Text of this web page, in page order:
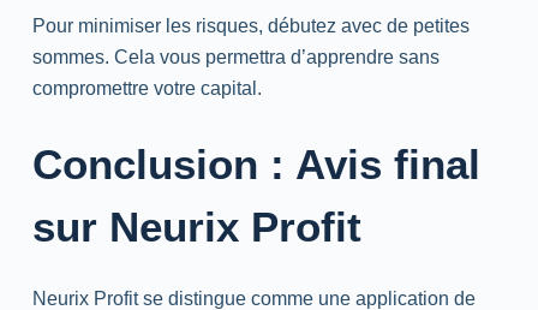
Pour minimiser les risques, débutez avec de petites
sommes. Cela vous permettra d’apprendre sans
compromettre votre capital.
Conclusion : Avis final
sur Neurix Profit
Neurix Profit se distingue comme une application de